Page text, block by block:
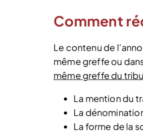
Comment
Le contenu de
même greffe ou
même greffe du
La mention du
La
La forme de la